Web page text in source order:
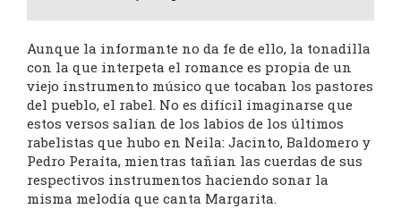
Aunque la informante no da fe de ello, la tonadilla
con la que interpeta el romance es propia de un
viejo instrumento músico que tocaban los pastores
del pueblo, el rabel. No es difícil imaginarse que
estos versos salían de los labios de los últimos
rabelistas que hubo en Neila: Jacinto, Baldomero y
Pedro Peraíta, mientras tañían las cuerdas de sus
respectivos instrumentos haciendo sonar la
misma melodía que canta Margarita.